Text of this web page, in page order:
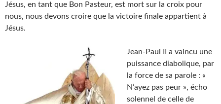
Jésus, en tant que Bon Pasteur, est mort sur la croix pour
nous, nous devons croire que la victoire finale appartient à
Jésus.
Jean-Paul II a vaincu une
puissance diabolique, par
la force de sa parole : «
N’ayez pas peur », écho
solennel de celle de